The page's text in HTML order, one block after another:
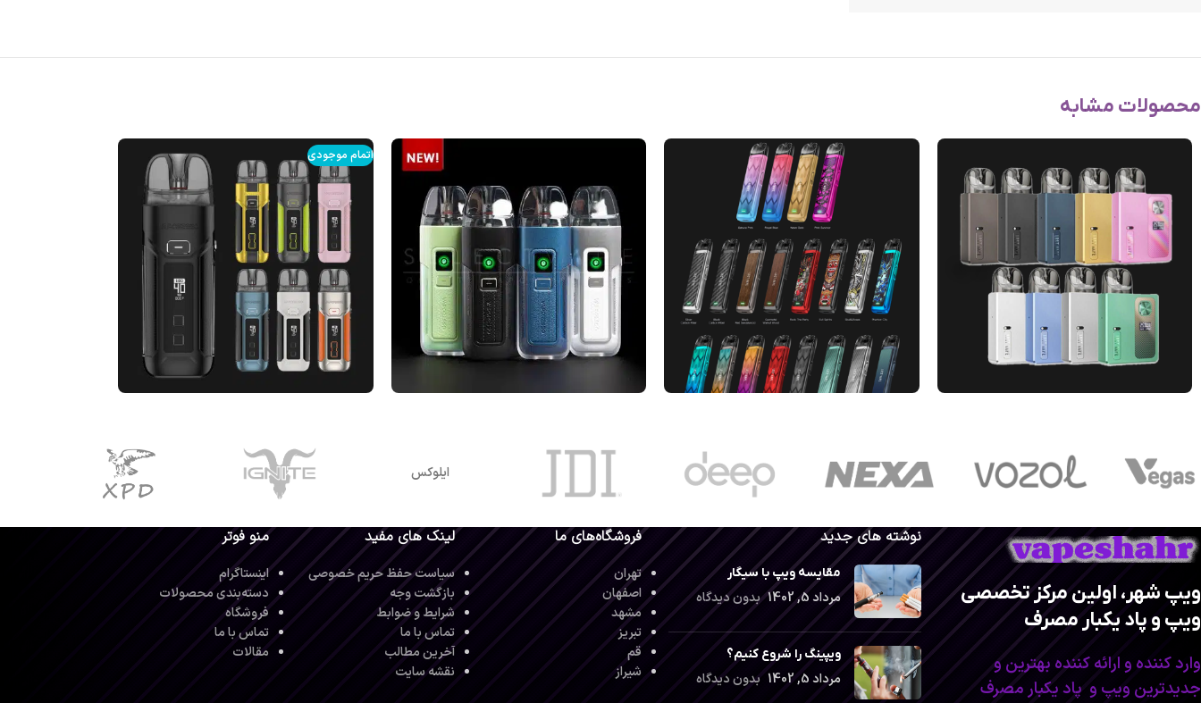
محصولات مشابه
اتمام موجودی
ایلوکس
ویپ شهر، اولین مرکز تخصصی
ویپ و پاد یکبار مصرف
وارد کننده و ارائه کننده بهترین و
جدیدترین ویپ و پاد یکبار مصرف
نوشته های جدید
مقایسه ویپ با سیگار
مرداد 5, 1402 بدون دیدگاه
ویپینگ را شروع کنیم؟
مرداد 5, 1402 بدون دیدگاه
فروشگاه‌های ما
تهران
اصفهان
مشهد
تبریز
قم
شیراز
لینک های مفید
سیاست حفظ حریم خصوصی
بازگشت وجه
شرایط و ضوابط
تماس با ما
آخرین مطالب
نقشه سایت
منو فوتر
اینستاگرام
دسته‌بندی محصولات
فروشگاه
تماس با ما
مقالات